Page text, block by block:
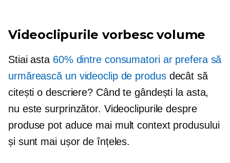
Videoclipurile vorbesc volume
Stiai asta 60% dintre consumatori ar prefera să
urmărească un videoclip de produsdecât să
citești o descriere? Când te gândești la asta,
nu este surprinzător. Videoclipurile despre
produse pot aduce mai mult context produsului
și sunt mai ușor de înțeles.